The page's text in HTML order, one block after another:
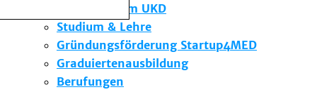
Forschung am UKD
Studium & Lehre
Gründungsförderung Startup4MED
Graduiertenausbildung
Berufungen